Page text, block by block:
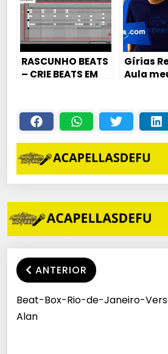
RASCUNHO BEATS
– CRIE BEATS EM
DE PRODUÇÃO
Gírias
Aula
que é?
ANTERIOR
Beat-Box-Rio-de-Janeiro-
Alan